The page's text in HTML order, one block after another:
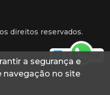
a segurança e
navegação no site
direitos reservados.